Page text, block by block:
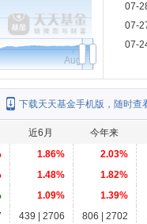
Aug
07-
07-
07-
下载天天基金手机版，随时查
近6月 今年来
1.86% 2.03%
1.48% 1.82%
1.09% 1.39%
439 | 2706 806 | 2702